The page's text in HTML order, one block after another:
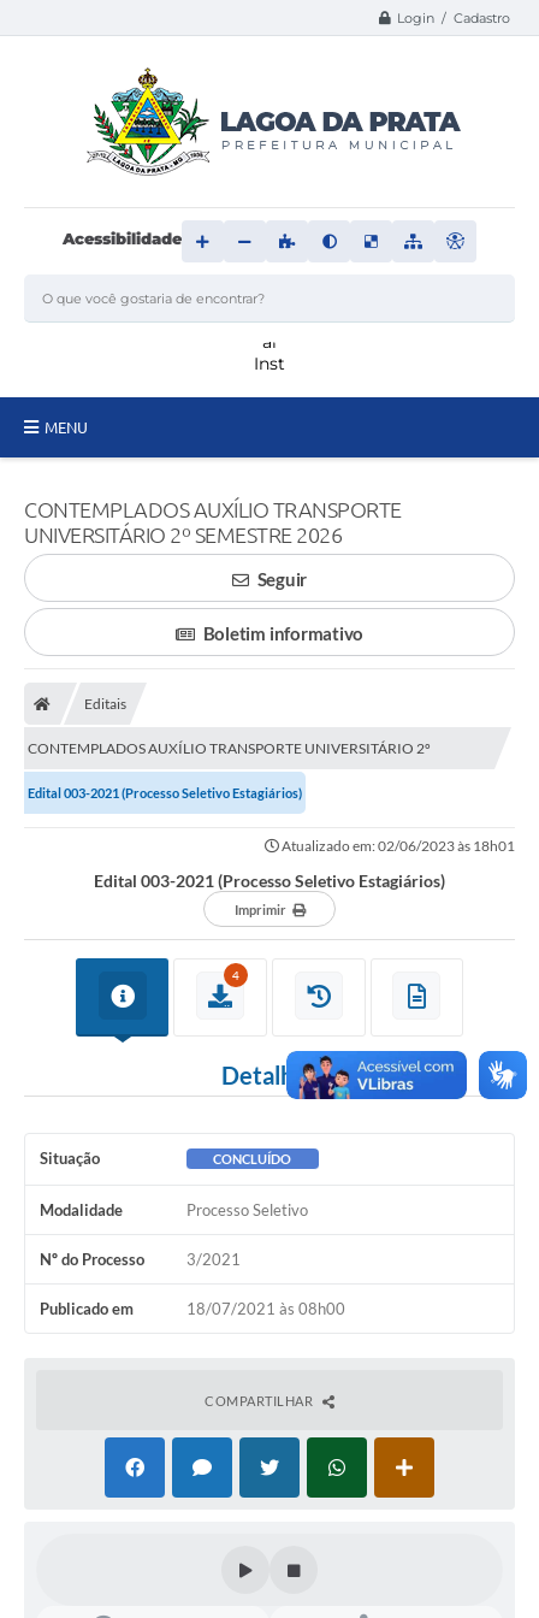
Login / Cadastro
Acessibilidade
MENU
Transparência
Carta de Serviços
Editais
Livro Eletrônico
Administração
A Nossa Cidade
Sala Mineira do Empreendedor
PAD
MROSC - Parcerias
Turismo
CONTEMPLADOS AUXÍLIO TRANSPORTE
UNIVERSITÁRIO 2º SEMESTRE 2026
Seguir
Boletim informativo
Editais
CONTEMPLADOS AUXÍLIO TRANSPORTE UNIVERSITÁRIO 2º
SEMESTRE 2026
Edital 003-2021 (Processo Seletivo Estagiários)
Atualizado em: 02/06/2023 às 18h01
Edital 003-2021 (Processo Seletivo Estagiários)
Imprimir
4
Detalhes
Situação CONCLUÍDO
Modalidade Processo Seletivo
Nº do Processo 3/2021
Publicado em 18/07/2021 às 08h00
COMPARTILHAR